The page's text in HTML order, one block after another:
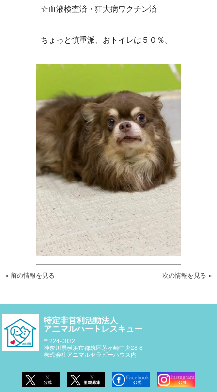
☆血液検査済・狂犬病ワクチン済
ちょっと慎重派、おトイレは５０％。
«前の情報を見る 次の情報を見る »
特定非営利活動法人
アニマルハートレスキュー
〒224-0032
神奈川県横浜市都筑区茅ヶ崎中央28-8
株式会社アニマルセラピーハウス内